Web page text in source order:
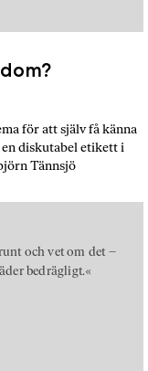
för att själv få känna
diskutabel etikett i
Tännsjö
och vet om det –
bedrägligt.«